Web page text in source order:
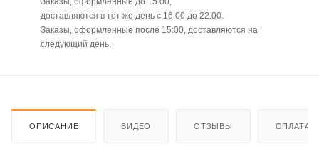
доставляются в тот же день с 16:00 до 22:00.
Заказы, оформленные после 15:00, доставляются на
следующий день.
ОПИСАНИЕ ВИДЕО ОТЗЫВЫ ОПЛАТА